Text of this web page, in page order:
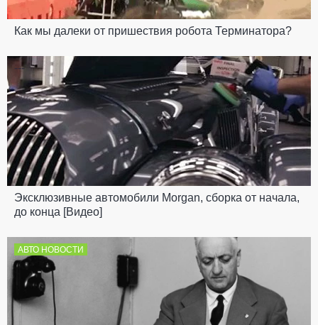
Как мы далеки от пришествия робота Терминатора?
---
Эксклюзивные автомобили Morgan, сборка от начала,
до конца [Видео]
АВТО НОВОСТИ